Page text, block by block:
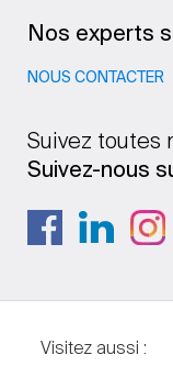
Nos experts
NOUS CONTACTER
Suivez toutes
Suivez-nous
Visitez aussi :